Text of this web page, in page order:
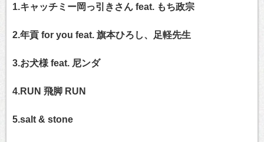
1.キャッチミー岡っ引きさん feat. もち政宗
2.年貢 for you feat. 旗本ひろし、足軽先生
3.お犬様 feat. 尼ンダ
4.RUN 飛脚 RUN
5.salt & stone